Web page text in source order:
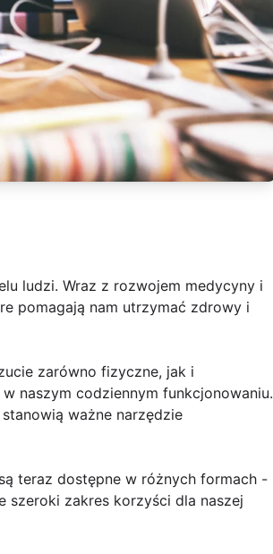
ludzi. Wraz z rozwojem medycyny i
pomagają nam utrzymać zdrowy i
zarówno fizyczne, jak i
naszym codziennym funkcjonowaniu.
ważne narzędzie
teraz dostępne w różnych formach -
szeroki zakres korzyści dla naszej